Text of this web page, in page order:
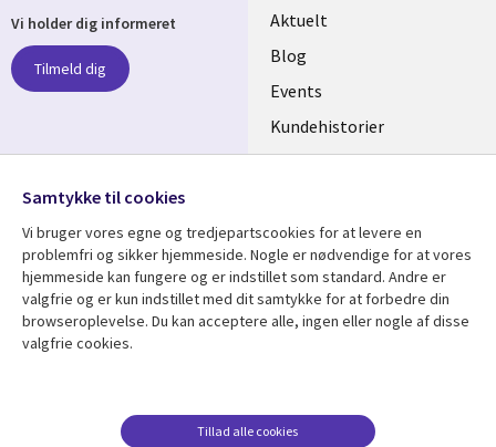
Useful
links
DENMARK
Aktuelt
Blog
Events
Kundehistorier
Videoer
Se mere
Library
DENMARK
Artikler
Support
Accessibility
Vi holder dig informeret
Tilmeld dig
Media
DENMARK
Samtykke til cookies
Vi bruger vores egne og tredjepartscookies for at levere en
problemfri og sikker hjemmeside. Nogle er nødvendige for at vores
hjemmeside kan fungere og er indstillet som standard. Andre er
valgfrie og er kun indstillet med dit samtykke for at forbedre din
browseroplevelse. Du kan acceptere alle, ingen eller nogle af disse
valgfrie cookies.
Tillad alle cookies